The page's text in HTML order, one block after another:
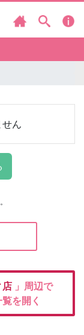
ん
店 」周辺で
を開く